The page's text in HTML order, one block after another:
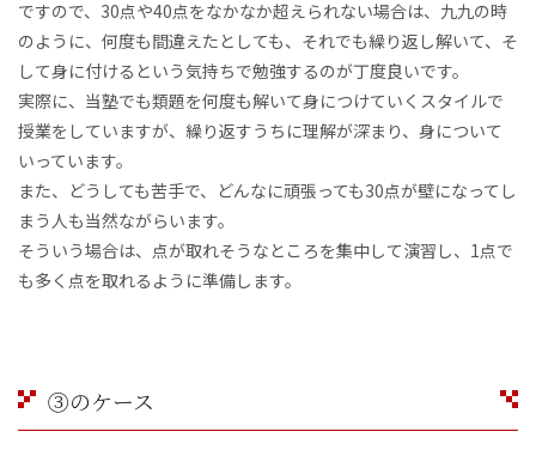
ですので、30点や40点をなかなか超えられない場合は、九九の時
のように、何度も間違えたとしても、それでも繰り返し解いて、そ
して身に付けるという気持ちで勉強するのが丁度良いです。
実際に、当塾でも類題を何度も解いて身につけていくスタイルで
授業をしていますが、繰り返すうちに理解が深まり、身について
いっています。
また、どうしても苦手で、どんなに頑張っても30点が壁になってし
まう人も当然ながらいます。
そういう場合は、点が取れそうなところを集中して演習し、1点で
も多く点を取れるように準備します。
③のケース